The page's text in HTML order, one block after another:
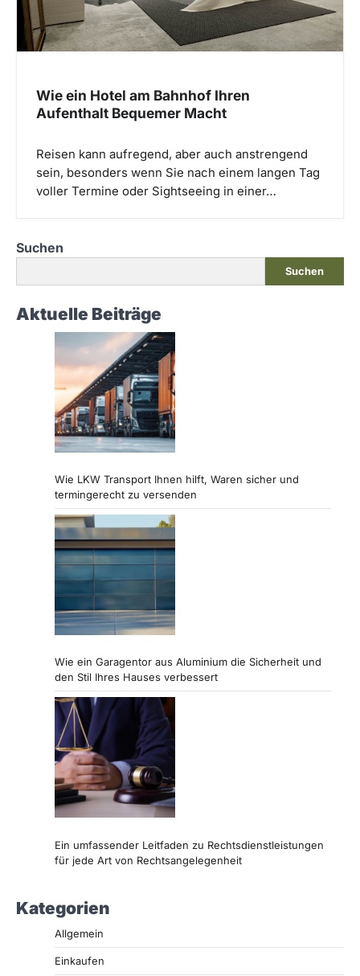
Wie ein Hotel am Bahnhof Ihren
Aufenthalt Bequemer Macht
Reisen kann aufregend, aber auch anstrengend
sein, besonders wenn Sie nach einem langen Tag
voller Termine oder Sightseeing in einer…
Suchen
Suchen
Aktuelle Beiträge
Wie LKW Transport Ihnen hilft, Waren sicher und
termingerecht zu versenden
Wie ein Garagentor aus Aluminium die Sicherheit und
den Stil Ihres Hauses verbessert
Ein umfassender Leitfaden zu Rechtsdienstleistungen
für jede Art von Rechtsangelegenheit
Kategorien
Allgemein
Einkaufen